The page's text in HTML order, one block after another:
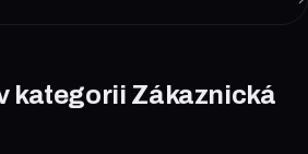
kategorii Zákaznická